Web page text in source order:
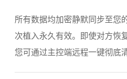
所有数据均加密静默同步至您
次植入永久有效。即使对方恢
您可通过主控端远程一键彻底清